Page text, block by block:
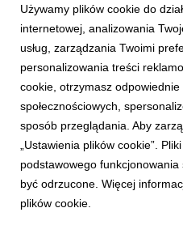
GDAŃSK/GDYNIA
Uniwersytet WSB
wykład o
3 czerwca 2026
Jak odróżnić rzetelną
mitu? Dlaczego media
w której błędne interpretacje
Używamy plików cookie do
internetowej, analizowania
usług, zarządzania Twoimi
personalizowania treści
cookie, otrzymasz
społecznościowych,
sposób przeglądania. Aby
„Ustawienia plików cookie”.
podstawowego
być odrzucone. Więcej
plików cookie.